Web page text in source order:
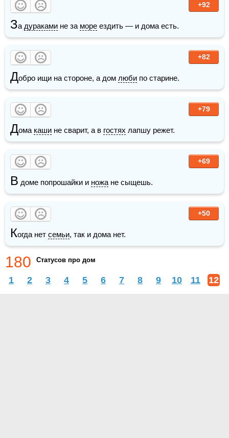
+92
За дураками не за море ездить — и дома есть.
+82
Добро ищи на стороне, а дом люби по старине.
+79
Дома каши не сварит, а в гостях лапшу режет.
+69
В доме попрошайки и ножа не сыщешь.
+50
Когда нет семьи, так и дома нет.
180 Статусов про дом
1 2 3 4 5 6 7 8 9 10 11 12